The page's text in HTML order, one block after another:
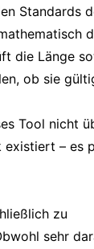
Standards
die Länge
ob sie
Tool nicht
existiert – es
zu
sehr